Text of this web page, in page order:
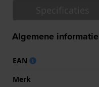
Algemene informatie
EAN
Merk